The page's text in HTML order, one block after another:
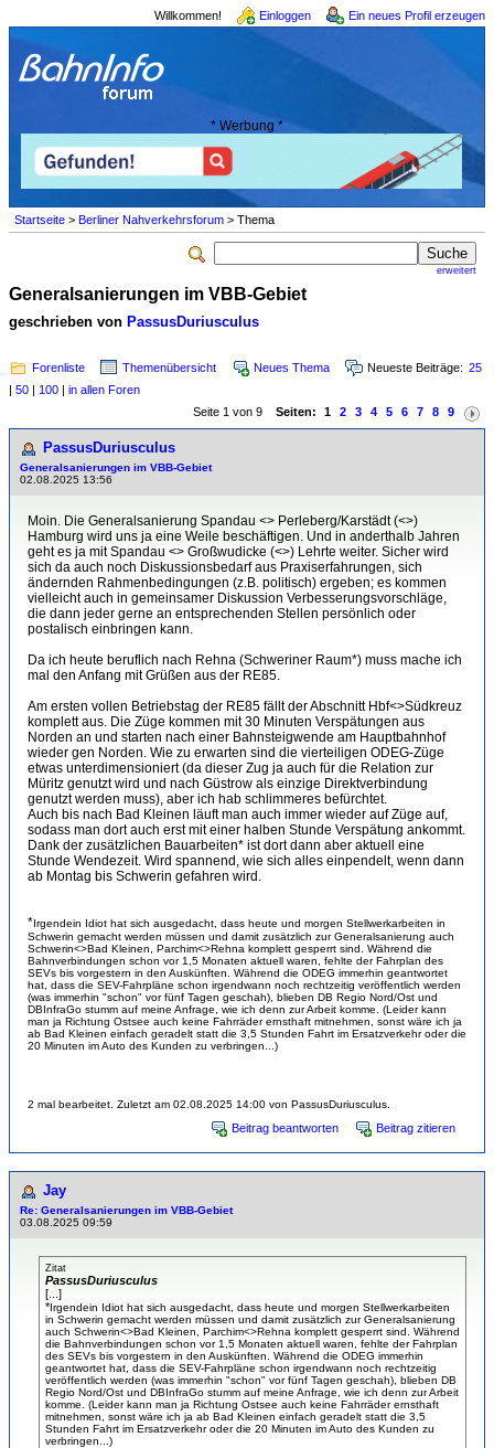
Willkommen! Einloggen Ein neues Profil erzeugen
* Werbung *
Startseite > Berliner Nahverkehrsforum > Thema
erweitert
Generalsanierungen im VBB-Gebiet
geschrieben von PassusDuriusculus
Forenliste Themenübersicht Neues Thema Neueste Beiträge: 25
| 50 | 100 | in allen Foren
Seite 1 von 9 Seiten: 1 2 3 4 5 6 7 8 9
PassusDuriusculus
Generalsanierungen im VBB-Gebiet
02.08.2025 13:56
Moin. Die Generalsanierung Spandau <> Perleberg/Karstädt (<>)
Hamburg wird uns ja eine Weile beschäftigen. Und in anderthalb Jahren
geht es ja mit Spandau <> Großwudicke (<>) Lehrte weiter. Sicher wird
sich da auch noch Diskussionsbedarf aus Praxiserfahrungen, sich
ändernden Rahmenbedingungen (z.B. politisch) ergeben; es kommen
vielleicht auch in gemeinsamer Diskussion Verbesserungsvorschläge,
die dann jeder gerne an entsprechenden Stellen persönlich oder
postalisch einbringen kann.
Da ich heute beruflich nach Rehna (Schweriner Raum*) muss mache ich
mal den Anfang mit Grüßen aus der RE85.
Am ersten vollen Betriebstag der RE85 fällt der Abschnitt Hbf<>Südkreuz
komplett aus. Die Züge kommen mit 30 Minuten Verspätungen aus
Norden an und starten nach einer Bahnsteigwende am Hauptbahnhof
wieder gen Norden. Wie zu erwarten sind die vierteiligen ODEG-Züge
etwas unterdimensioniert (da dieser Zug ja auch für die Relation zur
Müritz genutzt wird und nach Güstrow als einzige Direktverbindung
genutzt werden muss), aber ich hab schlimmeres befürchtet.
Auch bis nach Bad Kleinen läuft man auch immer wieder auf Züge auf,
sodass man dort auch erst mit einer halben Stunde Verspätung ankommt.
Dank der zusätzlichen Bauarbeiten* ist dort dann aber aktuell eine
Stunde Wendezeit. Wird spannend, wie sich alles einpendelt, wenn dann
ab Montag bis Schwerin gefahren wird.
*Irgendein Idiot hat sich ausgedacht, dass heute und morgen Stellwerkarbeiten in
Schwerin gemacht werden müssen und damit zusätzlich zur Generalsanierung auch
Schwerin<>Bad Kleinen, Parchim<>Rehna komplett gesperrt sind. Während die
Bahnverbindungen schon vor 1,5 Monaten aktuell waren, fehlte der Fahrplan des
SEVs bis vorgestern in den Auskünften. Während die ODEG immerhin geantwortet
hat, dass die SEV-Fahrpläne schon irgendwann noch rechtzeitig veröffentlich werden
(was immerhin "schon" vor fünf Tagen geschah), blieben DB Regio Nord/Ost und
DBInfraGo stumm auf meine Anfrage, wie ich denn zur Arbeit komme. (Leider kann
man ja Richtung Ostsee auch keine Fahrräder ernsthaft mitnehmen, sonst wäre ich ja
ab Bad Kleinen einfach geradelt statt die 3,5 Stunden Fahrt im Ersatzverkehr oder die
20 Minuten im Auto des Kunden zu verbringen...)
2 mal bearbeitet. Zuletzt am 02.08.2025 14:00 von PassusDuriusculus.
Beitrag beantworten Beitrag zitieren
Jay
Re: Generalsanierungen im VBB-Gebiet
03.08.2025 09:59
Zitat
PassusDuriusculus
[...]
*Irgendein Idiot hat sich ausgedacht, dass heute und morgen Stellwerkarbeiten
in Schwerin gemacht werden müssen und damit zusätzlich zur Generalsanierung
auch Schwerin<>Bad Kleinen, Parchim<>Rehna komplett gesperrt sind. Während
die Bahnverbindungen schon vor 1,5 Monaten aktuell waren, fehlte der Fahrplan
des SEVs bis vorgestern in den Auskünften. Während die ODEG immerhin
geantwortet hat, dass die SEV-Fahrpläne schon irgendwann noch rechtzeitig
veröffentlich werden (was immerhin "schon" vor fünf Tagen geschah), blieben DB
Regio Nord/Ost und DBInfraGo stumm auf meine Anfrage, wie ich denn zur Arbeit
komme. (Leider kann man ja Richtung Ostsee auch keine Fahrräder ernsthaft
mitnehmen, sonst wäre ich ja ab Bad Kleinen einfach geradelt statt die 3,5
Stunden Fahrt im Ersatzverkehr oder die 20 Minuten im Auto des Kunden zu
verbringen...)